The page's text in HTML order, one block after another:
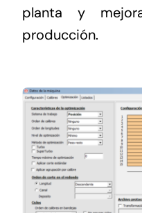
planta y
producción.